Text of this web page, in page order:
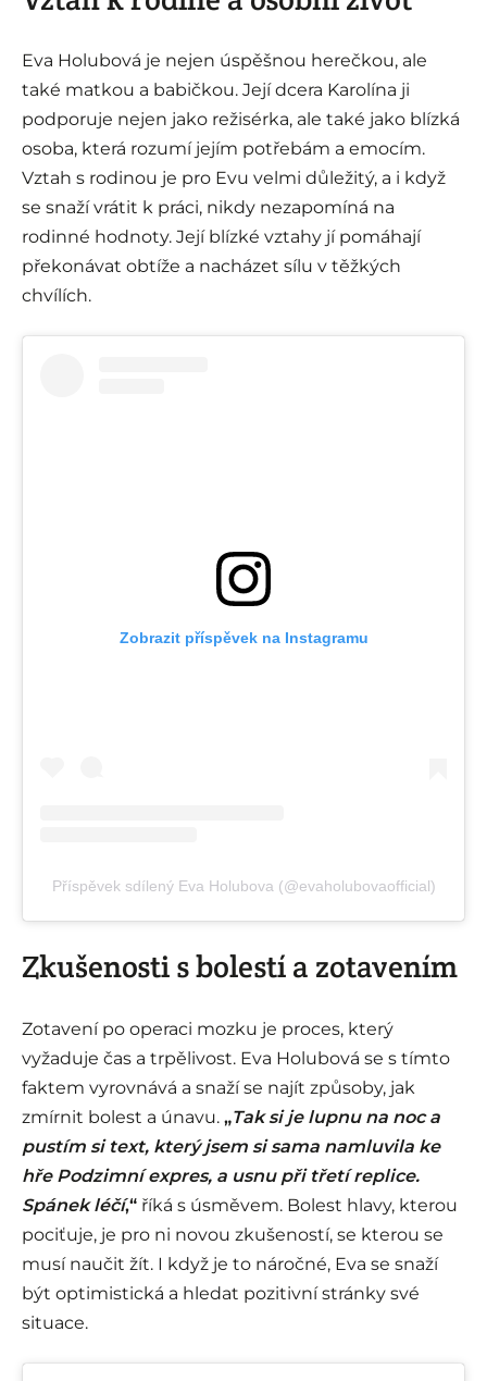
Eva Holubová je nejen úspěšnou herečkou, ale
také matkou a babičkou. Její dcera Karolína ji
podporuje nejen jako režisérka, ale také jako blízká
osoba, která rozumí jejím potřebám a emocím.
Vztah s rodinou je pro Evu velmi důležitý, a i když
se snaží vrátit k práci, nikdy nezapomíná na
rodinné hodnoty. Její blízké vztahy jí pomáhají
překonávat obtíže a nacházet sílu v těžkých
chvílích.
Zobrazit příspěvek na Instagramu
Příspěvek sdílený Eva Holubova (@evaholubovaofficial)
Zkušenosti s bolestí a zotavením
Zotavení po operaci mozku je proces, který
vyžaduje čas a trpělivost. Eva Holubová se s tímto
faktem vyrovnává a snaží se najít způsoby, jak
zmírnit bolest a únavu. „Tak si je lupnu na noc a
pustím si text, který jsem si sama namluvila ke
hře Podzimní expres, a usnu při třetí replice.
Spánek léčí,“ říká s úsměvem. Bolest hlavy, kterou
pociťuje, je pro ni novou zkušeností, se kterou se
musí naučit žít. I když je to náročné, Eva se snaží
být optimistická a hledat pozitivní stránky své
situace.